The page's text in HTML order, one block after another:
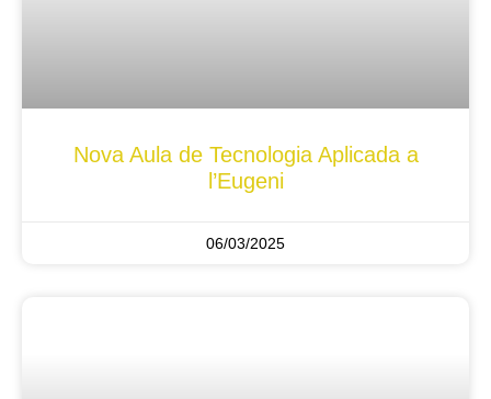
Nova Aula de Tecnologia Aplicada a
l’Eugeni
06/03/2025